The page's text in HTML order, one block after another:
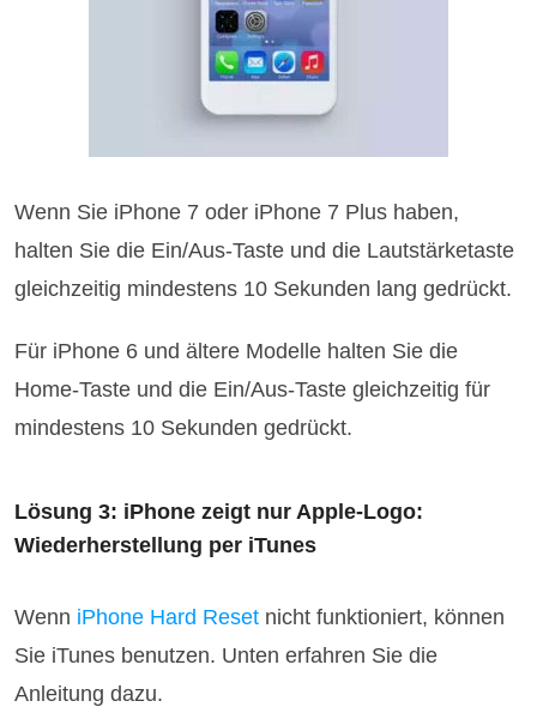
Wenn Sie iPhone 7 oder iPhone 7 Plus haben,
halten Sie die Ein/Aus-Taste und die Lautstärketaste
gleichzeitig mindestens 10 Sekunden lang gedrückt.
Für iPhone 6 und ältere Modelle halten Sie die
Home-Taste und die Ein/Aus-Taste gleichzeitig für
mindestens 10 Sekunden gedrückt.
Lösung 3: iPhone zeigt nur Apple-Logo:
Wiederherstellung per iTunes
Wenn iPhone Hard Reset nicht funktioniert, können
Sie iTunes benutzen. Unten erfahren Sie die
Anleitung dazu.